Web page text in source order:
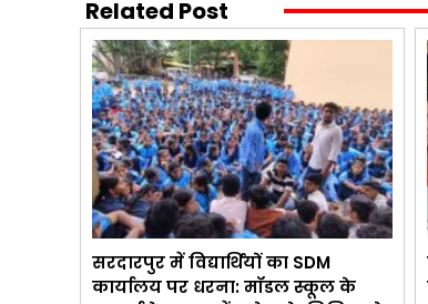
Related Post
सरदारपुर में विद्यार्थियों का SDM
कार्यालय पर धरना: मॉडल स्कूल के